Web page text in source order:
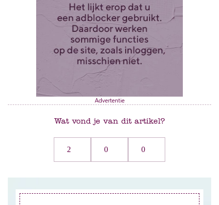
Advertentie
Wat vond je van dit artikel?
2 0 0